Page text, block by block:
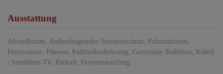
Ausstattung
Abstellraum Außenliegender Sonnenschutz
Fahrradraum
Fernwärme
Fliesen Fußbodenheizung Getrennte Toiletten
Kabel
/ Satelliten-TV Parkett Personenaufzug